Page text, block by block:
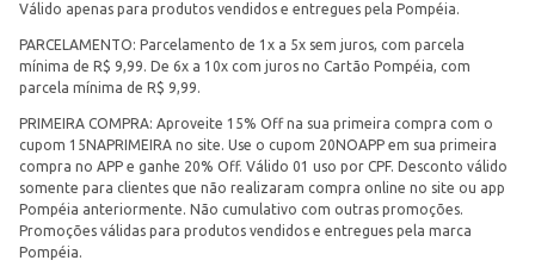
Válido apenas para produtos vendidos e entregues pela Pompéia.
PARCELAMENTO: Parcelamento de 1x a 5x sem juros, com parcela
mínima de R$ 9,99. De 6x a 10x com juros no Cartão Pompéia, com
parcela mínima de R$ 9,99.
PRIMEIRA COMPRA: Aproveite 15% Off na sua primeira compra com o
cupom 15NAPRIMEIRA no site. Use o cupom 20NOAPP em sua primeira
compra no APP e ganhe 20% Off. Válido 01 uso por CPF. Desconto válido
somente para clientes que não realizaram compra online no site ou app
Pompéia anteriormente. Não cumulativo com outras promoções.
Promoções válidas para produtos vendidos e entregues pela marca
Pompéia.